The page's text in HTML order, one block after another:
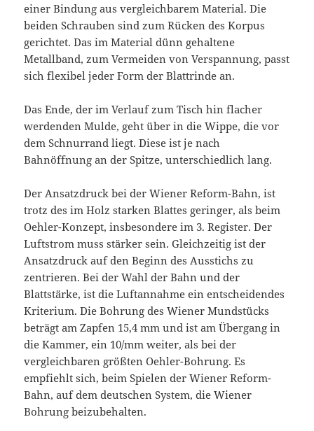
einer Bindung aus vergleichbarem Material. Die
beiden Schrauben sind zum Rücken des Korpus
gerichtet. Das im Material dünn gehaltene
Metallband, zum Vermeiden von Verspannung, passt
sich flexibel jeder Form der Blattrinde an.
Das Ende, der im Verlauf zum Tisch hin flacher
werdenden Mulde, geht über in die Wippe, die vor
dem Schnurrand liegt. Diese ist je nach
Bahnöffnung an der Spitze, unterschiedlich lang.
Der Ansatzdruck bei der Wiener Reform-Bahn, ist
trotz des im Holz starken Blattes geringer, als beim
Oehler-Konzept, insbesondere im 3. Register. Der
Luftstrom muss stärker sein. Gleichzeitig ist der
Ansatzdruck auf den Beginn des Ausstichs zu
zentrieren. Bei der Wahl der Bahn und der
Blattstärke, ist die Luftannahme ein entscheidendes
Kriterium. Die Bohrung des Wiener Mundstücks
beträgt am Zapfen 15,4 mm und ist am Übergang in
die Kammer, ein 10/mm weiter, als bei der
vergleichbaren größten Oehler-Bohrung. Es
empfiehlt sich, beim Spielen der Wiener Reform-
Bahn, auf dem deutschen System, die Wiener
Bohrung beizubehalten.